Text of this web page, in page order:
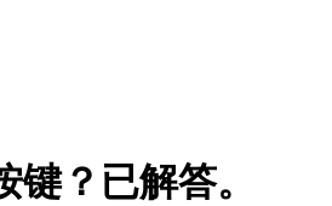
？已解答。